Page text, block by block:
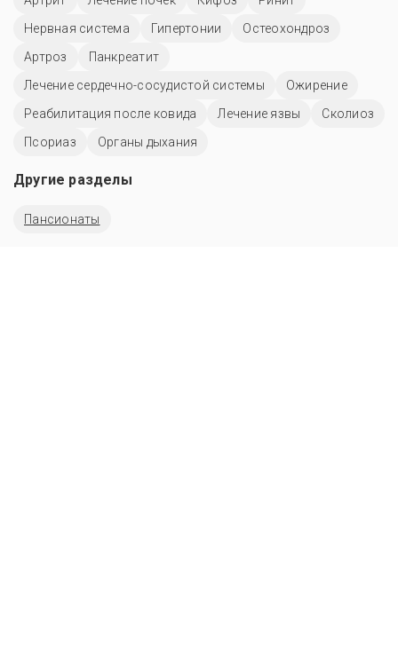
Нервная система
Гипертонии
Остеохондроз
Артроз
Панкреатит
Лечение сердечно-сосудистой системы
Ожирение
Реабилитация после ковида
Лечение язвы
Сколиоз
Псориаз
Органы дыхания
Другие разделы
Пансионаты